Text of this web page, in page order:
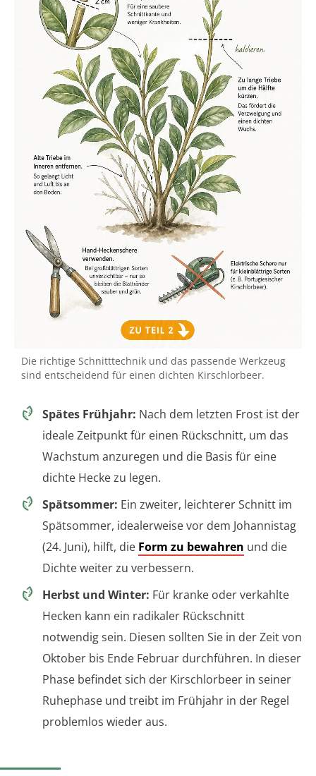
Die richtige Schnitttechnik und das passende Werkzeug
sind entscheidend für einen dichten Kirschlorbeer.
Spätes Frühjahr: Nach dem letzten Frost ist der
ideale Zeitpunkt für einen Rückschnitt, um das
Wachstum anzuregen und die Basis für eine
dichte Hecke zu legen.
Spätsommer: Ein zweiter, leichterer Schnitt im
Spätsommer, idealerweise vor dem Johannistag
(24. Juni), hilft, die Form zu bewahren und die
Dichte weiter zu verbessern.
Herbst und Winter: Für kranke oder verkahlte
Hecken kann ein radikaler Rückschnitt
notwendig sein. Diesen sollten Sie in der Zeit von
Oktober bis Ende Februar durchführen. In dieser
Phase befindet sich der Kirschlorbeer in seiner
Ruhephase und treibt im Frühjahr in der Regel
problemlos wieder aus.